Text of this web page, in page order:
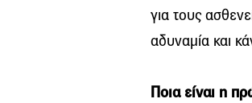
για τους
αδυναμία και
Ποια είναι η